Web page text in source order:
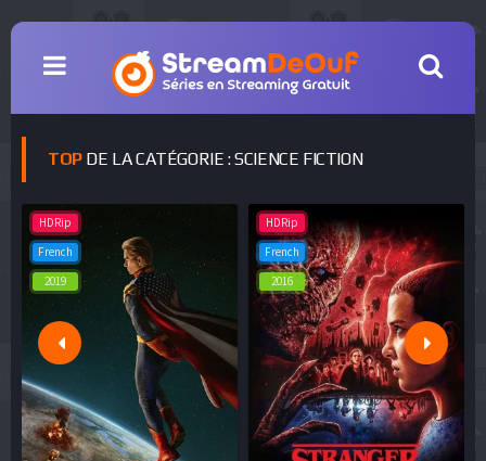
TOPDE LA CATÉGORIE : SCIENCE FICTION
HDRip
French
2019
HDRip
French
2016